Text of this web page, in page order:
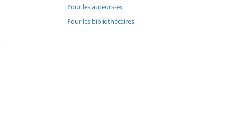
Pour les auteurs-es
Pour les bibliothécaires